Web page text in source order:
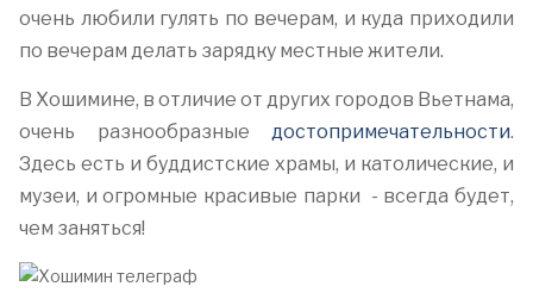
очень любили гулять по вечерам, и куда приходили
по вечерам делать зарядку местные жители.
В Хошимине, в отличие от других городов Вьетнама,
очень разнообразные достопримечательности.
Здесь есть и буддистские храмы, и католические, и
музеи, и огромные красивые парки - всегда будет,
чем заняться!